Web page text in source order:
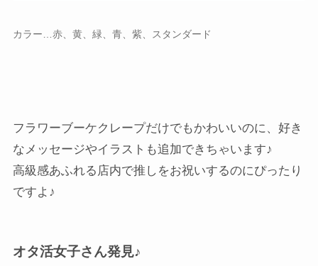
カラー…赤、黄、緑、青、紫、スタンダード
フラワーブーケクレープだけでもかわいいのに、好き
なメッセージやイラストも追加できちゃいます♪
高級感あふれる店内で推しをお祝いするのにぴったり
ですよ♪
オタ活女子さん発見♪